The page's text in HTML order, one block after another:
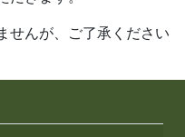
せんが、ご了承ください